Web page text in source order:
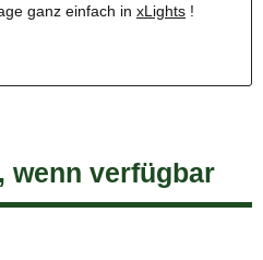
ganz einfach in xLights !
wenn verfügbar